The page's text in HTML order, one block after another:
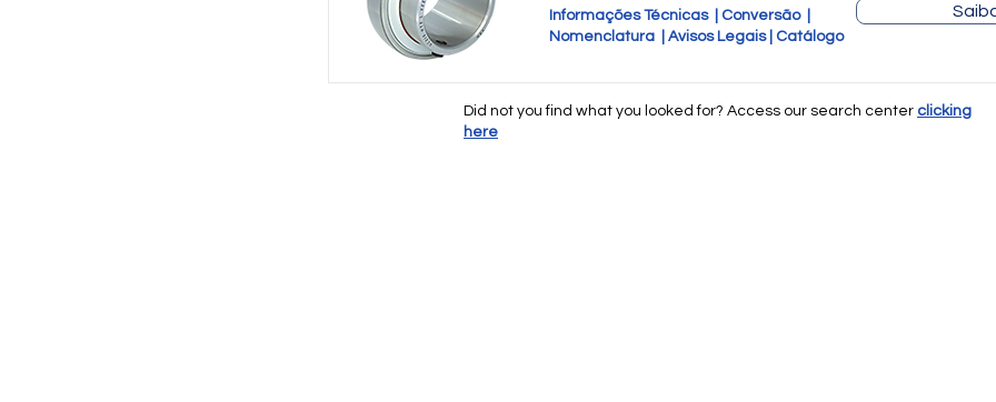
Informações Técnicas Conversão
Nomenclatura
Avisos Legais Catálogo
Did not you find what you looked for? Access our search center clicking
here